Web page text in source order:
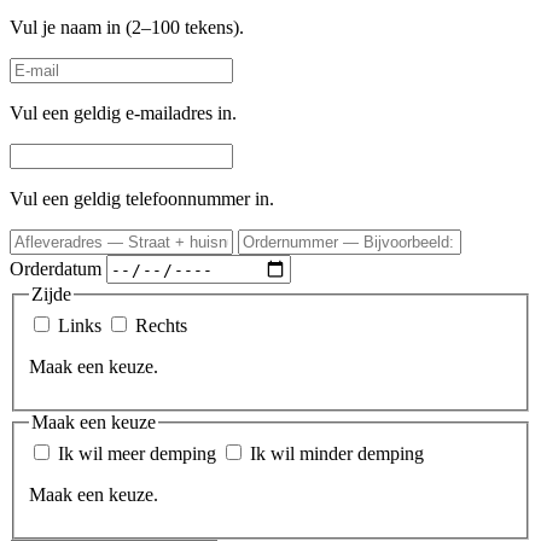
Vul je naam in (2–100 tekens).
Vul een geldig e-mailadres in.
Vul een geldig telefoonnummer in.
Orderdatum
Zijde
Links
Rechts
Maak een keuze.
Maak een keuze
Ik wil meer demping
Ik wil minder demping
Maak een keuze.